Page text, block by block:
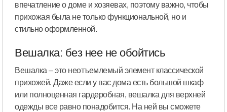
впечатление о доме и хозяевах, поэтому важно, чтобы
прихожая была не только функциональной, но и
стильно оформленной.
Вешалка: без нее не обойтись
Вешалка – это неотъемлемый элемент классической
прихожей. Даже если у вас дома есть большой шкаф
или полноценная гардеробная, вешалка для верхней
одежды все равно понадобится. На ней вы сможете